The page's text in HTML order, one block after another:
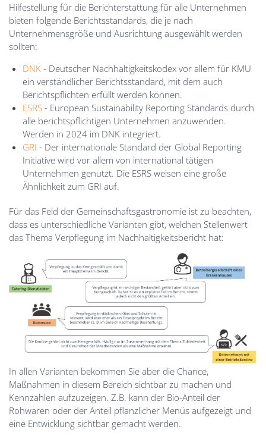
Hilfestellung für die Berichterstattung für alle Unternehmen
bieten folgende Berichtsstandards, die je nach
Unternehmensgröße und Ausrichtung ausgewählt werden
sollten:
DNK- Deutscher Nachhaltigkeitskodex vor allem für KMU
ein verständlicher Berichtsstandard, mit dem auch
Berichtspflichten erfüllt werden können.
ESRS- European Sustainability Reporting Standards durch
alle berichtspflichtigen Unternehmen anzuwenden.
Werden in 2024 im DNK integriert.
GRI - Der internationale Standard der Global Reporting
Initiative wird vor allem von international tätigen
Unternehmen genutzt. Die ESRS weisen eine große
Ähnlichkeit zum GRI auf.
Für das Feld der Gemeinschaftsgastronomie ist zu beachten,
dass es unterschiedliche Varianten gibt, welchen Stellenwert
das Thema Verpflegung im Nachhaltigkeitsbericht hat:
In allen Varianten bekommen Sie aber die Chance,
Maßnahmen in diesem Bereich sichtbar zu machen und
Kennzahlen aufzuzeigen. Z.B. kann der Bio-Anteil der
Rohwaren oder der Anteil pflanzlicher Menüs aufgezeigt und
eine Entwicklung sichtbar gemacht werden.